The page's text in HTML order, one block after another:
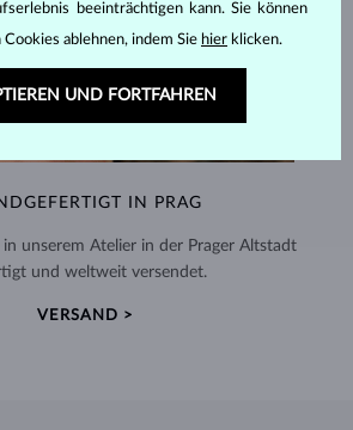
IN PRAG
unserem Atelier in der Prager Altstadt
und weltweit versendet.
VERSAND >
beeinträchtigen kann. Sie können
ablehnen, indem Sie hier klicken.
UND FORTFAHREN